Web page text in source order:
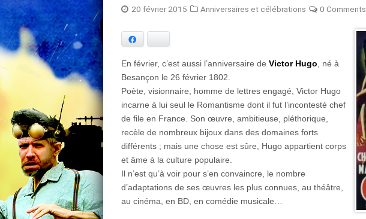
20 février 2015 Anniversaires et célébrations 0 Comments
En février, c’est aussi l’anniversaire de Victor Hugo , né à
Besançon le 26 février 1802.
Poète, visionnaire, homme de lettres engagé, Victor Hugo
incarne à lui seul le Romantisme dont il fut l’incontesté chef
de file en France. Son œuvre, ambitieuse, pléthorique,
recèle de nombreux bijoux dans des domaines forts
différents ; mais une chose est sûre, Hugo appartient corps
et âme à la culture populaire.
Il n’est qu’à voir pour s’en convaincre, le nombre
d’adaptations de ses œuvres les plus connues, au théâtre,
au cinéma, en BD, en comédie musicale…